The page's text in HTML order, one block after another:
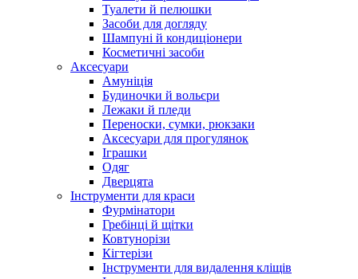
Туалети й пелюшки
Засоби для догляду
Шампуні й кондиціонери
Косметичні засоби
Аксесуари
Амуніція
Будиночки й вольєри
Лежаки й пледи
Переноски, сумки, рюкзаки
Аксесуари для прогулянок
Іграшки
Одяг
Дверцята
Інструменти для краси
Фурмінатори
Гребінці й щітки
Ковтунорізи
Кігтерізи
Інструменти для видалення кліщів